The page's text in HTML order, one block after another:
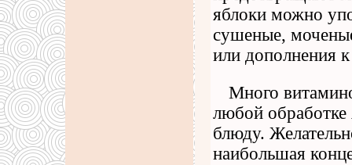
яблоки можно
сушеные,
или дополнения
Много
любой
блюду.
наибольшая